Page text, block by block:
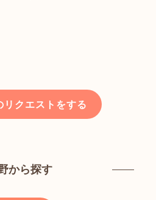
リクエストをする
から探す